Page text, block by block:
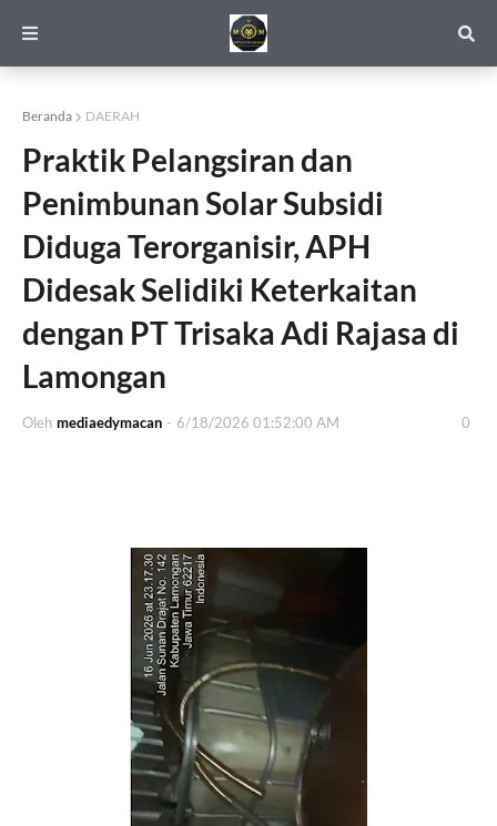
Beranda DAERAH
Praktik Pelangsiran dan
Penimbunan Solar Subsidi
Diduga Terorganisir, APH
Didesak Selidiki Keterkaitan
dengan PT Trisaka Adi Rajasa di
Lamongan
Oleh mediaedymacan - 6/18/2026 01:52:00 AM 0